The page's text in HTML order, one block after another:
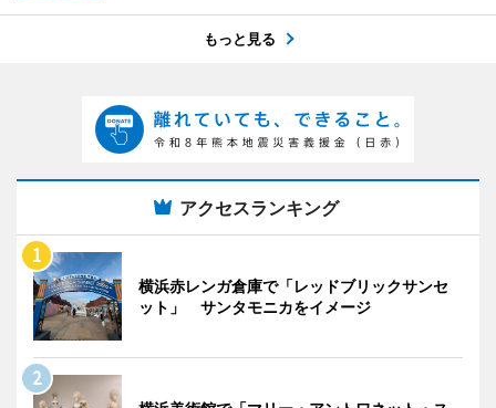
もっと見る
アクセスランキング
横浜赤レンガ倉庫で「レッドブリックサンセ
ット」 サンタモニカをイメージ